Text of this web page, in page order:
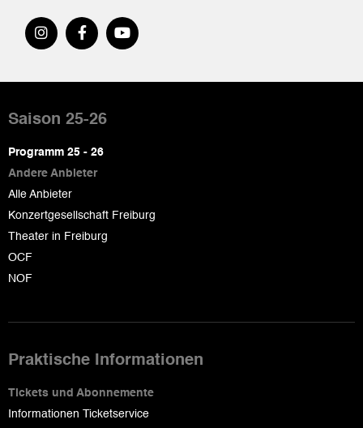
de
page
Saison 25-26
Programm 25 - 26
Andere Anbieter
Alle Anbieter
Konzertgesellschaft Freiburg
Theater in Freiburg
OCF
NOF
Praktische Informationen
Tickets und Abonnemente
Informationen Ticketservice